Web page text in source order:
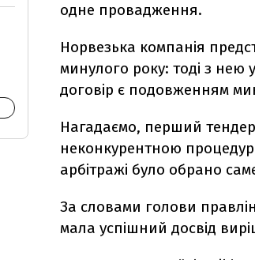
одне провадження.
Норвезька компанія
минулого року: тоді з нею
договір є подовженням
Нагадаємо, перший
неконкурентною
арбітражі було обрано
За словами голови
мала успішний досвід